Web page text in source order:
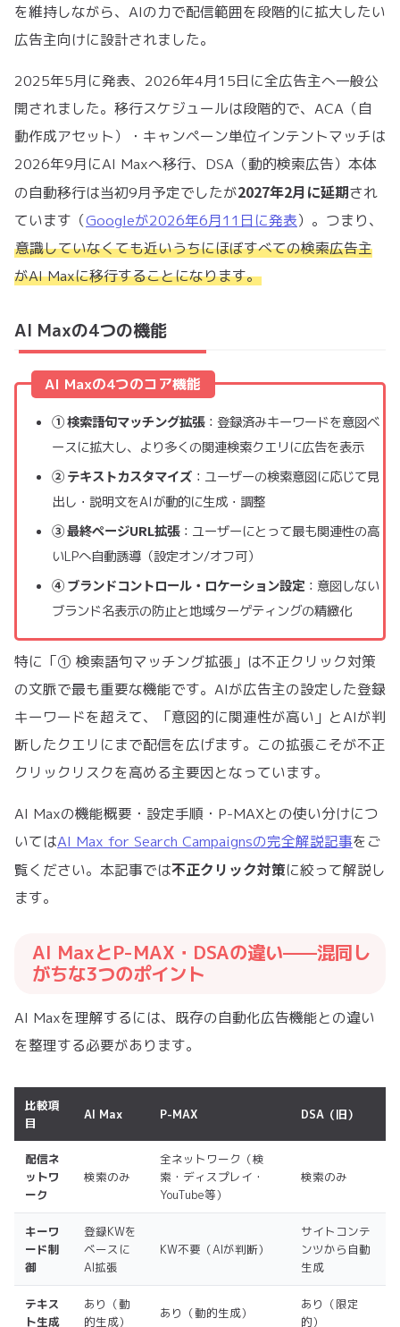
を維持しながら、AIの力で配信範囲を段階的に拡大したい
広告主向けに設計されました。
2025年5月に発表、2026年4月15日に全広告主へ一般公
開されました。移行スケジュールは段階的で、ACA（自
動作成アセット）・キャンペーン単位インテントマッチは
2026年9月にAI Maxへ移行、DSA（動的検索広告）本体
の自動移行は当初9月予定でしたが2027年2月に延期され
ています（Googleが2026年6月11日に発表）。つまり、
意識していなくても近いうちにほぼすべての検索広告主
がAI Maxに移行することになります。
AI Maxの4つの機能
AI Maxの4つのコア機能
① 検索語句マッチング拡張：登録済みキーワードを意図ベ
ースに拡大し、より多くの関連検索クエリに広告を表示
② テキストカスタマイズ ：ユーザーの検索意図に応じて見
出し・説明文をAIが動的に生成・調整
③ 最終ページURL拡張：ユーザーにとって最も関連性の高
いLPへ自動誘導（設定オン/オフ可）
④ ブランドコントロール・ロケーション設定：意図しない
ブランド名表示の防止と地域ターゲティングの精緻化
特に「① 検索語句マッチング拡張」は不正クリック対策
の文脈で最も重要な機能です。AIが広告主の設定した登録
キーワードを超えて、「意図的に関連性が高い」とAIが判
断したクエリにまで配信を広げます。この拡張こそが不正
クリックリスクを高める主要因となっています。
AI Maxの機能概要・設定手順・P-MAXとの使い分けにつ
いてはAI Max for Search Campaignsの完全解説記事をご
覧ください。本記事では不正クリック対策に絞って解説し
ます。
AI MaxとP-MAX・DSAの違い——混同し
がちな3つのポイント
AI Maxを理解するには、既存の自動化広告機能との違い
を整理する必要があります。
比較項
目
AI Max P-MAX DSA（旧）
配信ネ
ットワ
ーク
検索のみ
全ネットワーク（検
索・ディスプレイ・
YouTube等）
検索のみ
キーワ
ード制
御
登録KWを
ベースに
AI拡張
KW不要（AIが判断）
サイトコンテ
ンツから自動
生成
テキス
ト生成
あり（動
的生成）
あり（動的生成）
あり（限定
的）